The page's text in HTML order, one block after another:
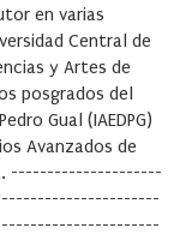
en varias
Central de
y Artes de
posgrados del
Gual (IAEDPG)
Avanzados de
---------------------